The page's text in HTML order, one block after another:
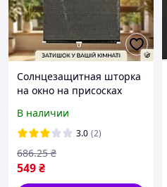
Солнцезащитная шторка
на окно на присосках
Чёрный, ролеты на окна
без сверления
В наличии
3.0 (2)
549₴
686.25 ₴